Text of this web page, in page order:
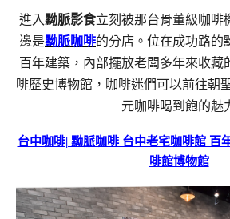
進入黝脈影食立刻被那台骨董級咖啡
邊是黝脈咖啡的分店。位在成功路的
百年建築，內部擺放老闆多年來收藏
啡歷史博物館，咖啡迷們可以前往朝
元咖啡喝到飽的魅
台中咖啡| 黝脈咖啡 台中老宅咖啡館 百
啡館博物館